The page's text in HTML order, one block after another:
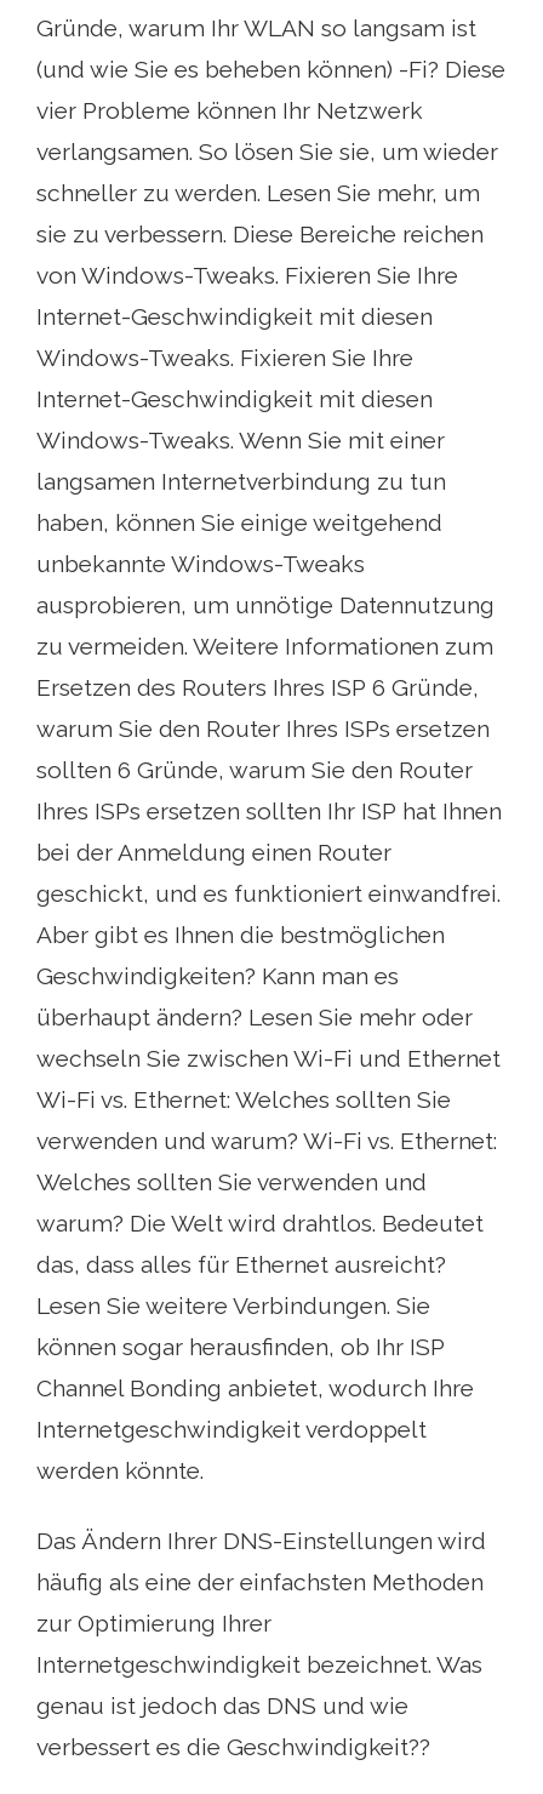
Gründe, warum Ihr WLAN so langsam ist
(und wie Sie es beheben können) -Fi? Diese
vier Probleme können Ihr Netzwerk
verlangsamen. So lösen Sie sie, um wieder
schneller zu werden. Lesen Sie mehr, um
sie zu verbessern. Diese Bereiche reichen
von Windows-Tweaks. Fixieren Sie Ihre
Internet-Geschwindigkeit mit diesen
Windows-Tweaks. Fixieren Sie Ihre
Internet-Geschwindigkeit mit diesen
Windows-Tweaks. Wenn Sie mit einer
langsamen Internetverbindung zu tun
haben, können Sie einige weitgehend
unbekannte Windows-Tweaks
ausprobieren, um unnötige Datennutzung
zu vermeiden. Weitere Informationen zum
Ersetzen des Routers Ihres ISP 6 Gründe,
warum Sie den Router Ihres ISPs ersetzen
sollten 6 Gründe, warum Sie den Router
Ihres ISPs ersetzen sollten Ihr ISP hat Ihnen
bei der Anmeldung einen Router
geschickt, und es funktioniert einwandfrei.
Aber gibt es Ihnen die bestmöglichen
Geschwindigkeiten? Kann man es
überhaupt ändern? Lesen Sie mehr oder
wechseln Sie zwischen Wi-Fi und Ethernet
Wi-Fi vs. Ethernet: Welches sollten Sie
verwenden und warum? Wi-Fi vs. Ethernet:
Welches sollten Sie verwenden und
warum? Die Welt wird drahtlos. Bedeutet
das, dass alles für Ethernet ausreicht?
Lesen Sie weitere Verbindungen. Sie
können sogar herausfinden, ob Ihr ISP
Channel Bonding anbietet, wodurch Ihre
Internetgeschwindigkeit verdoppelt
werden könnte.
Das Ändern Ihrer DNS-Einstellungen wird
häufig als eine der einfachsten Methoden
zur Optimierung Ihrer
Internetgeschwindigkeit bezeichnet. Was
genau ist jedoch das DNS und wie
verbessert es die Geschwindigkeit??